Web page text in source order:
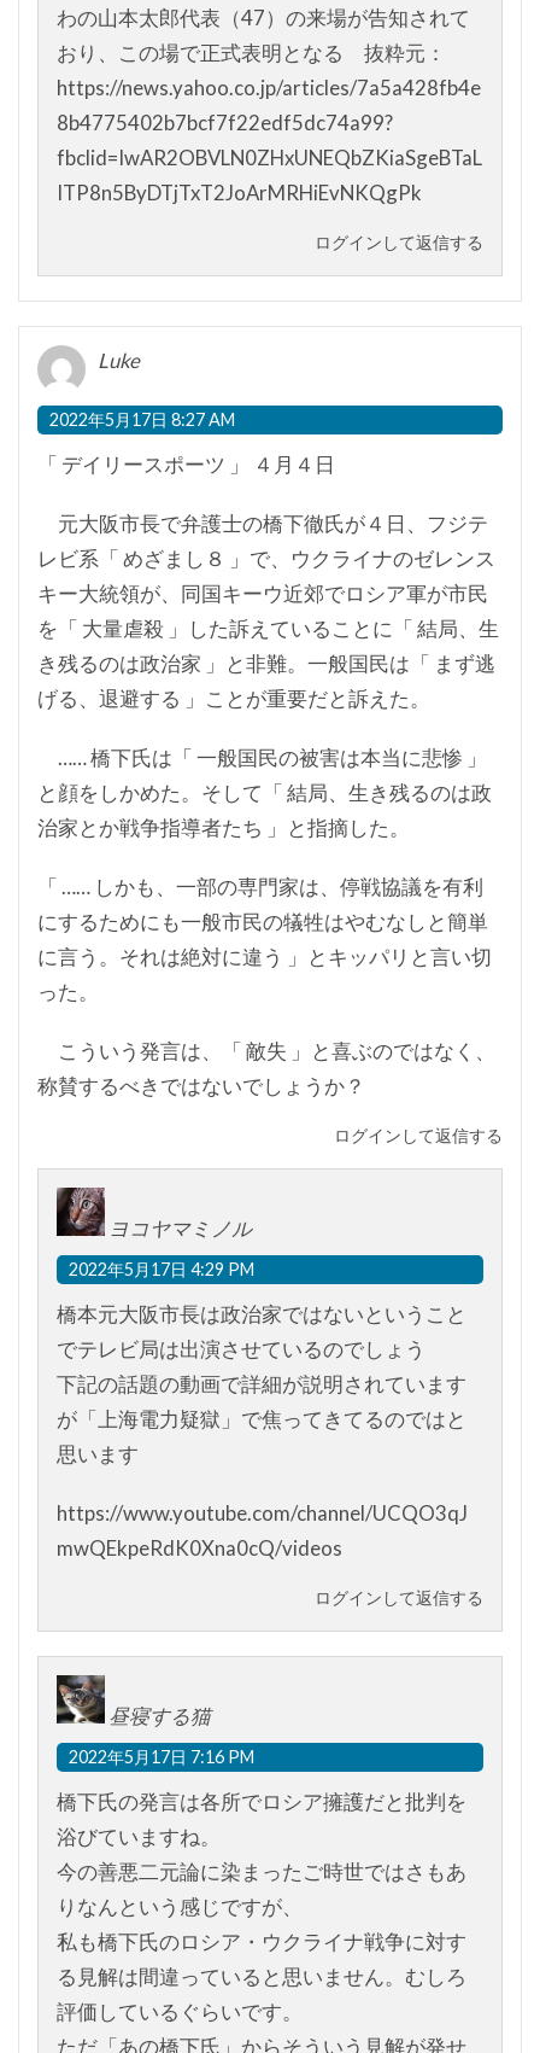
わの山本太郎代表（47）の来場が告知されて
おり、この場で正式表明となる 抜粋元：
https://news.yahoo.co.jp/articles/7a5a428fb4e
8b4775402b7bcf7f22edf5dc74a99?
fbclid=IwAR2OBVLN0ZHxUNEQbZKiaSgeBTaL
ITP8n5ByDTjTxT2JoArMRHiEvNKQgPk
ログインして返信する
Luke
2022年5月17日 8:27 AM
「 デイリースポーツ 」 ４月４日
元大阪市長で弁護士の橋下徹氏が４日、フジテ
レビ系「 めざまし８ 」で、ウクライナのゼレンス
キー大統領が、同国キーウ近郊でロシア軍が市民
を「 大量虐殺 」した訴えていることに「 結局、生
き残るのは政治家 」と非難。一般国民は「 まず逃
げる、退避する 」ことが重要だと訴えた。
…… 橋下氏は「 一般国民の被害は本当に悲惨 」
と顔をしかめた。そして「 結局、生き残るのは政
治家とか戦争指導者たち 」と指摘した。
「 …… しかも、一部の専門家は、停戦協議を有利
にするためにも一般市民の犠牲はやむなしと簡単
に言う。それは絶対に違う 」とキッパリと言い切
った。
こういう発言は、「 敵失 」と喜ぶのではなく、
称賛するべきではないでしょうか？
ログインして返信する
ヨコヤマミノル
2022年5月17日 4:29 PM
橋本元大阪市長は政治家ではないということ
でテレビ局は出演させているのでしょう
下記の話題の動画で詳細が説明されています
が「上海電力疑獄」で焦ってきてるのではと
思います
https://www.youtube.com/channel/UCQO3qJ
mwQEkpeRdK0Xna0cQ/videos
ログインして返信する
昼寝する猫
2022年5月17日 7:16 PM
橋下氏の発言は各所でロシア擁護だと批判を
浴びていますね。
今の善悪二元論に染まったご時世ではさもあ
りなんという感じですが、
私も橋下氏のロシア・ウクライナ戦争に対す
る見解は間違っていると思いません。むしろ
評価しているぐらいです。
ただ「あの橋下氏」からそういう見解が発せ